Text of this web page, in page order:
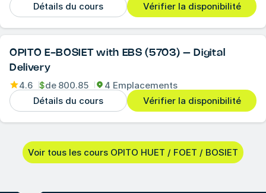
Détails du cours
Vérifier la disponibilité
OPITO E-BOSIET with EBS (5703) – Digital
Delivery
4.6 $de 800.85
4 Emplacements
Détails du cours
Vérifier la disponibilité
Voir tous les cours OPITO HUET / FOET / BOSIET